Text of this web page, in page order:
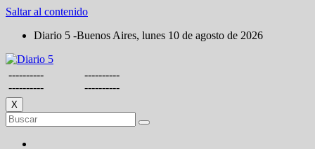
Saltar al contenido
Diario 5 -Buenos Aires, lunes 10 de agosto de 2026
----------
----------
----------
----------
X